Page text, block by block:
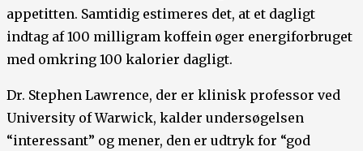
appetitten. Samtidig estimeres det, at et dagligt
indtag af 100 milligram koffein øger energiforbruget
med omkring 100 kalorier dagligt.
Dr. Stephen Lawrence, der er klinisk professor ved
University of Warwick, kalder undersøgelsen
“interessant” og mener, den er udtryk for “god